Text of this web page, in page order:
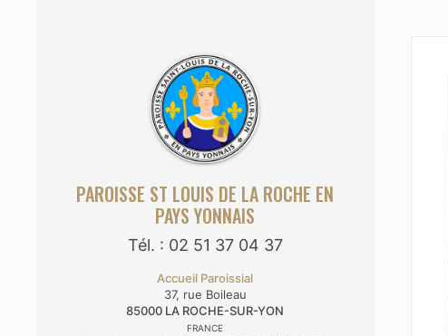
PAROISSE ST LOUIS DE LA ROCHE EN
PAYS YONNAIS
Tél. : 02 51 37 04 37
Accueil Paroissial
37, rue Boileau
85000 LA ROCHE-SUR-YON
FRANCE